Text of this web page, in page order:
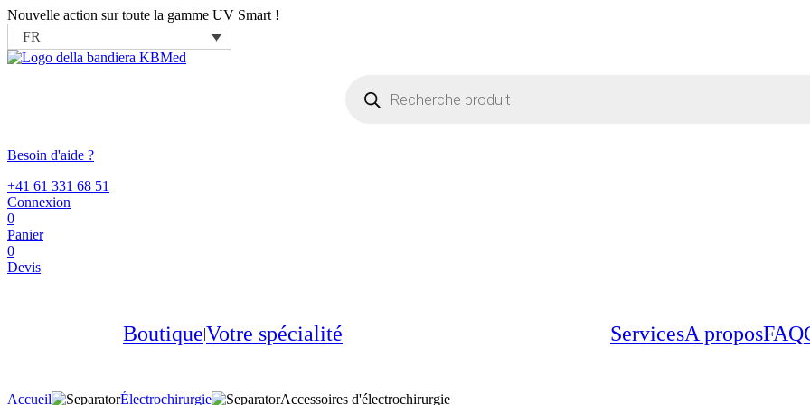
Nouvelle action sur toute la gamme UV Smart !
FR
produits
Besoin d'aide ?
+41 61 331 68 51
Connexion
0
Panier
0
Devis
BoutiqueVotre spécialité ServicesA proposFAQ
Accueil Électrochirurgie Accessoires d'électrochirurgie